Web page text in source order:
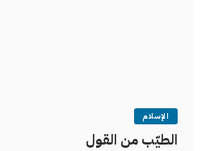
الإسلام
الطيّب من القول